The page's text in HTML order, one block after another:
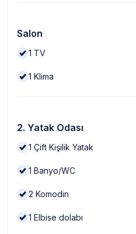
Salon
1 TV
1 Klima
2. Yatak Odası
1 Çift Kişilik Yatak
1 Banyo/WC
2 Komodin
1 Elbise dolabı